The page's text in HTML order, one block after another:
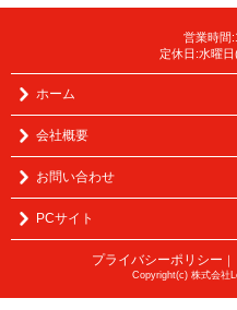
営業時間
定休日:水曜日
ホーム
会社概要
お問い合わせ
PCサイト
プライバシーポリシー ｜
Copyright(c) 株式会社